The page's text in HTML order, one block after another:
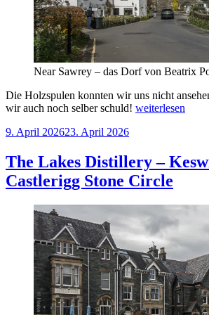
Near Sawrey – das Dorf von Beatrix
Die Holzspulen konnten wir uns nicht
wir auch noch selber schuld! „Jemima
Fellfüße
–
Bleistifte“
weiterlesen
Veröffentlicht
9. April 202623. April 2026
The Lakes Distillery –
Castlerigg Stone Circle